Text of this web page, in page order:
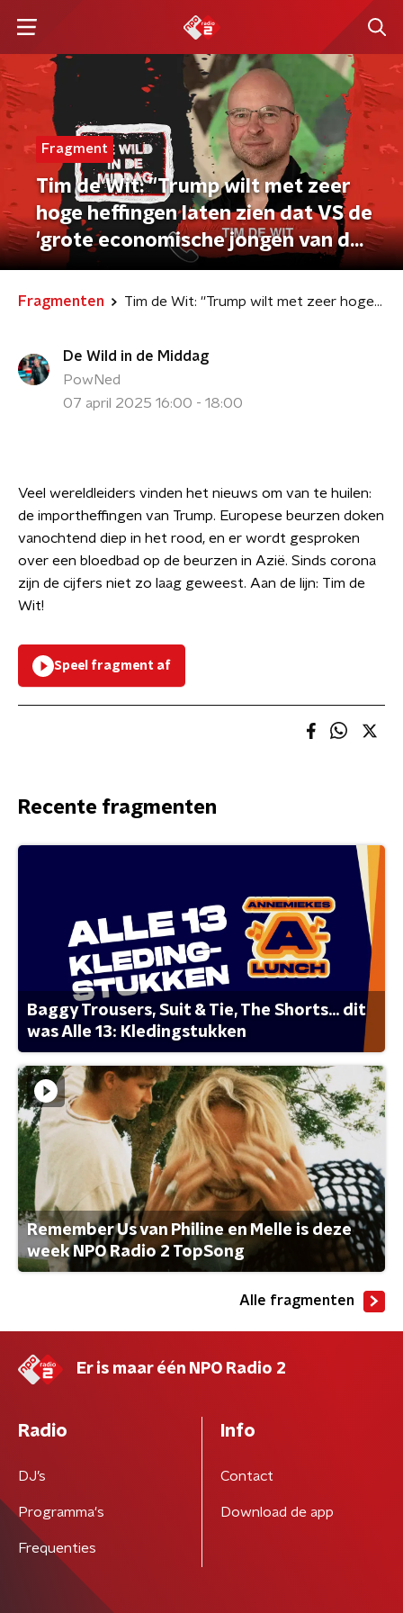
Fragment
Tim de Wit: ''Trump wilt met zeer
hoge heffingen laten zien dat VS de
'grote economische jongen van de
klas' is ''
Fragmenten Tim de Wit: ''Trump wilt met zeer hoge heffingen laten zien dat VS de 'grote economische jongen van de klas' is ''
De Wild in de Middag
PowNed
07 april 2025 16:00 - 18:00
Veel wereldleiders vinden het nieuws om van te huilen:
de importheffingen van Trump. Europese beurzen doken
vanochtend diep in het rood, en er wordt gesproken
over een bloedbad op de beurzen in Azië. Sinds corona
zijn de cijfers niet zo laag geweest. Aan de lijn: Tim de
Wit!
Speel fragment af
Recente fragmenten
Baggy Trousers, Suit & Tie, The Shorts... dit
was Alle 13: Kledingstukken
Remember Us van Philine en Melle is deze
week NPO Radio 2 TopSong
Alle fragmenten
Er is maar één NPO Radio 2
Radio
DJ’s
Programma's
Frequenties
Info
Contact
Download de app